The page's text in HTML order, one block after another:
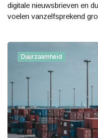
digitale nieuwsbrieven en
voelen vanzelfsprekend
Duurzaamheid